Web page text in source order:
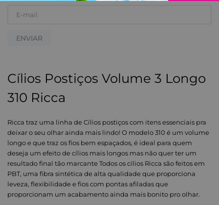
ENVIAR
Cílios Postiços Volume 3 Longo
310 Ricca
Ricca traz uma linha de Cílios postiços com itens essenciais pra
deixar o seu olhar ainda mais lindo! O modelo 310 é um volume
longo e que traz os fios bem espaçados, é ideal para quem
deseja um efeito de cílios mais longos mas não quer ter um
resultado final tão marcante Todos os cílios Ricca são feitos em
PBT, uma fibra sintética de alta qualidade que proporciona
leveza, flexibilidade e fios com pontas afiladas que
proporcionam um acabamento ainda mais bonito pro olhar.